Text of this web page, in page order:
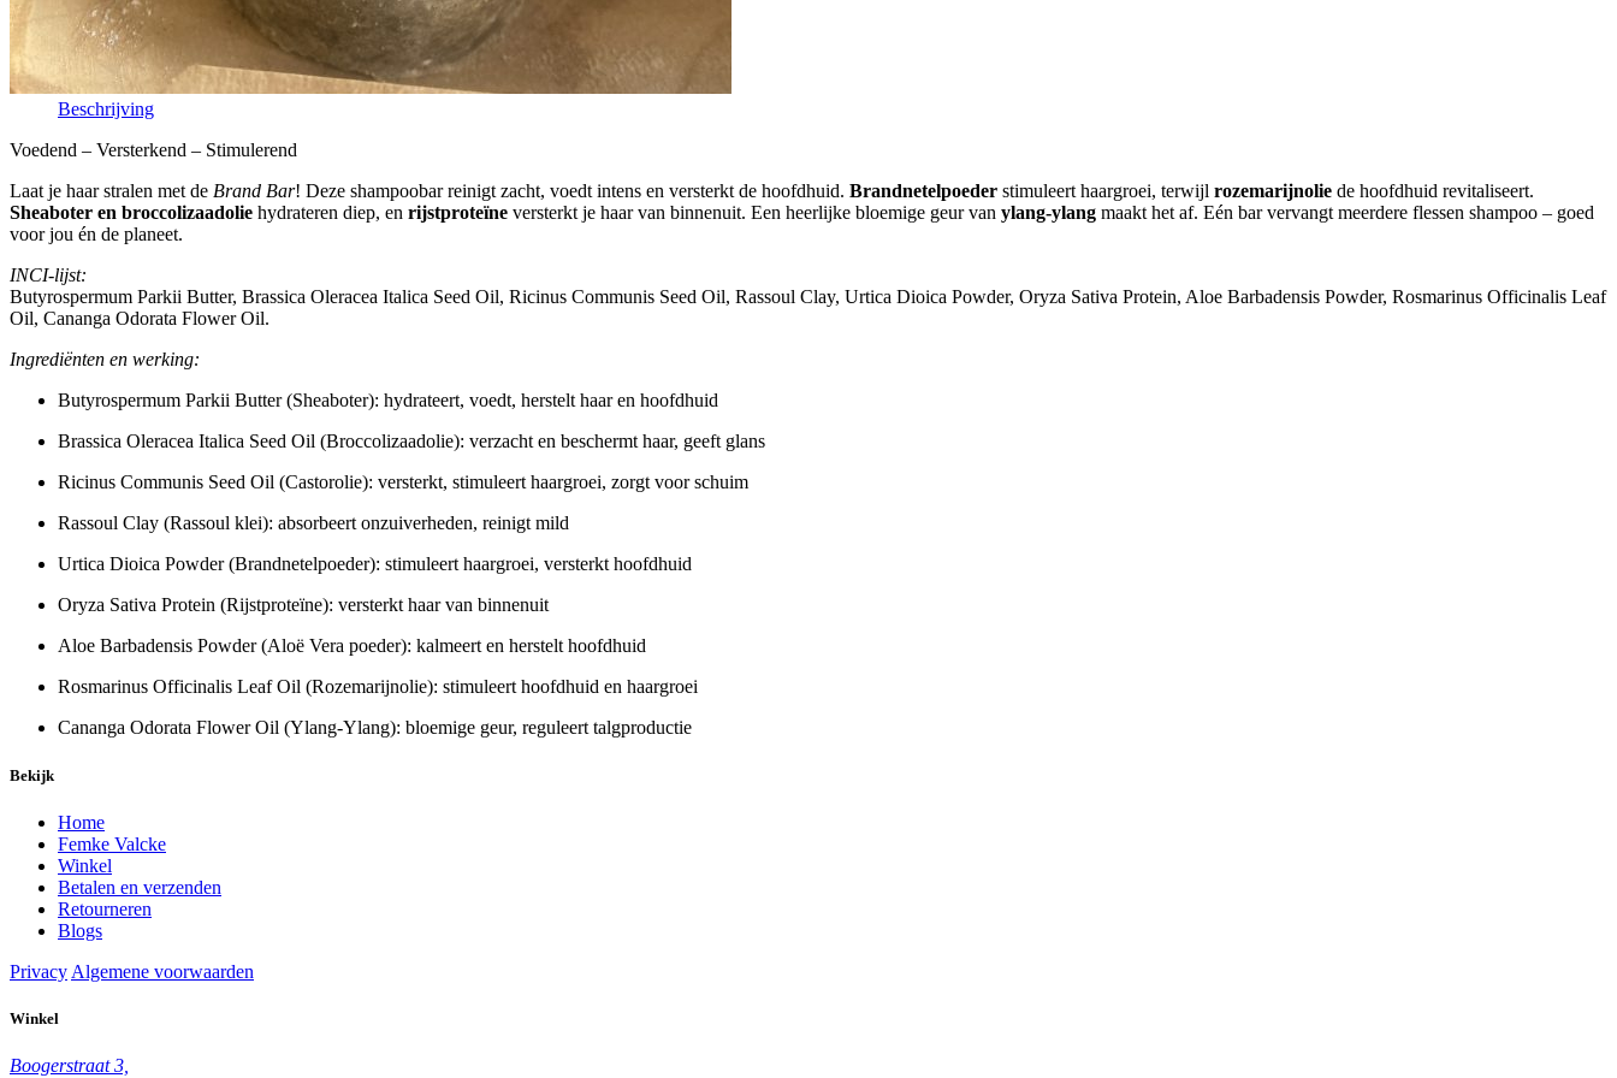
Beschrijving
Voedend – Versterkend – Stimulerend
Laat je haar stralen met de Brand Bar! Deze shampoobar reinigt zacht, voedt intens en versterkt de hoofdhuid. Brandnetelpoeder stimuleert haargroei, terwijl rozemarijnolie de hoofdhuid revitaliseert.
Sheaboter en broccolizaadolie hydrateren diep, en rijstproteïne versterkt je haar van binnenuit. Een heerlijke bloemige geur van ylang-ylang maakt het af. Eén bar vervangt meerdere flessen shampoo – goed
voor jou én de planeet.
INCI-lijst:
Butyrospermum Parkii Butter, Brassica Oleracea Italica Seed Oil, Ricinus Communis Seed Oil, Rassoul Clay, Urtica Dioica Powder, Oryza Sativa Protein, Aloe Barbadensis Powder, Rosmarinus Officinalis Leaf
Oil, Cananga Odorata Flower Oil.
Ingrediënten en werking:
Butyrospermum Parkii Butter (Sheaboter): hydrateert, voedt, herstelt haar en hoofdhuid
Brassica Oleracea Italica Seed Oil (Broccolizaadolie): verzacht en beschermt haar, geeft glans
Ricinus Communis Seed Oil (Castorolie): versterkt, stimuleert haargroei, zorgt voor schuim
Rassoul Clay (Rassoul klei): absorbeert onzuiverheden, reinigt mild
Urtica Dioica Powder (Brandnetelpoeder): stimuleert haargroei, versterkt hoofdhuid
Oryza Sativa Protein (Rijstproteïne): versterkt haar van binnenuit
Aloe Barbadensis Powder (Aloë Vera poeder): kalmeert en herstelt hoofdhuid
Rosmarinus Officinalis Leaf Oil (Rozemarijnolie): stimuleert hoofdhuid en haargroei
Cananga Odorata Flower Oil (Ylang-Ylang): bloemige geur, reguleert talgproductie
Bekijk
Home
Femke Valcke
Winkel
Betalen en verzenden
Retourneren
Blogs
Privacy Algemene voorwaarden
Winkel
Boogerstraat 3,